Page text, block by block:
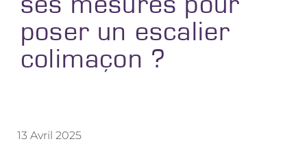
poser un escalier
colimaçon ?
13 Avril 2025